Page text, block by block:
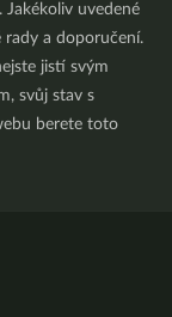
uvedené
rady a doporučení.
jistí svým
svůj stav s
berete toto